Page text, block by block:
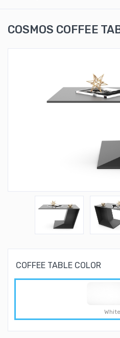
COSMOS COFFEE
COFFEE TABLE COLOR
White